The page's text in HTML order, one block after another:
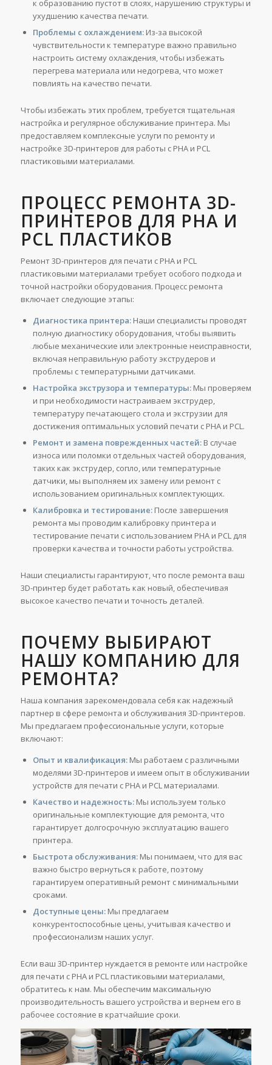
к образованию пустот в слоях, нарушению структуры и
ухудшению качества печати.
Проблемы с охлаждением:Из-за высокой
чувствительности к температуре важно правильно
настроить систему охлаждения, чтобы избежать
перегрева материала или недогрева, что может
повлиять на качество печати.
Чтобы избежать этих проблем, требуется тщательная
настройка и регулярное обслуживание принтера. Мы
предоставляем комплексные услуги по ремонту и
настройке 3D-принтеров для работы с PHA и PCL
пластиковыми материалами.
ПРОЦЕСС РЕМОНТА 3D-
ПРИНТЕРОВ ДЛЯ PHA И
PCL ПЛАСТИКОВ
Ремонт 3D-принтеров для печати с PHA и PCL
пластиковыми материалами требует особого подхода и
точной настройки оборудования. Процесс ремонта
включает следующие этапы:
Диагностика принтера:Наши специалисты проводят
полную диагностику оборудования, чтобы выявить
любые механические или электронные неисправности,
включая неправильную работу экструдеров и
проблемы с температурными датчиками.
Настройка экструзора и температуры:Мы проверяем
и при необходимости настраиваем экструдер,
температуру печатающего стола и экструзии для
достижения оптимальных условий печати с PHA и PCL.
Ремонт и замена поврежденных частей:В случае
износа или поломки отдельных частей оборудования,
таких как экструдер, сопло, или температурные
датчики, мы выполняем их замену или ремонт с
использованием оригинальных комплектующих.
Калибровка и тестирование:После завершения
ремонта мы проводим калибровку принтера и
тестирование печати с использованием PHA и PCL для
проверки качества и точности работы устройства.
Наши специалисты гарантируют, что после ремонта ваш
3D-принтер будет работать как новый, обеспечивая
высокое качество печати и точность деталей.
ПОЧЕМУ ВЫБИРАЮТ
НАШУ КОМПАНИЮ ДЛЯ
РЕМОНТА?
Наша компания зарекомендовала себя как надежный
партнер в сфере ремонта и обслуживания 3D-принтеров.
Мы предлагаем профессиональные услуги, которые
включают:
Опыт и квалификация:Мы работаем с различными
моделями 3D-принтеров и имеем опыт в обслуживании
устройств для печати с PHA и PCL материалами.
Качество и надежность:Мы используем только
оригинальные комплектующие для ремонта, что
гарантирует долгосрочную эксплуатацию вашего
принтера.
Быстрота обслуживания:Мы понимаем, что для вас
важно быстро вернуться к работе, поэтому
гарантируем оперативный ремонт с минимальными
сроками.
Доступные цены:Мы предлагаем
конкурентоспособные цены, учитывая качество и
профессионализм наших услуг.
Если ваш 3D-принтер нуждается в ремонте или настройке
для печати с PHA и PCL пластиковыми материалами,
обратитесь к нам. Мы обеспечим максимальную
производительность вашего устройства и вернем его в
рабочее состояние в кратчайшие сроки.